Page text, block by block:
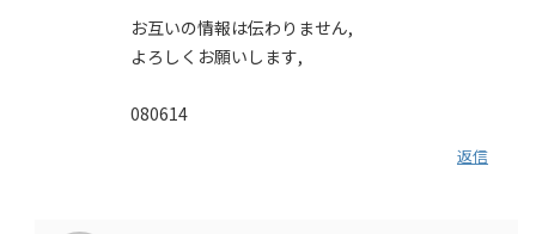
お互いの情報は伝わりません,
よろしくお願いします,
080614
返信